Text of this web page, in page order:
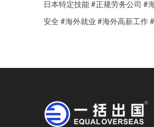
日本特定技能#正规劳务公司 #
安全#海外就业 #海外高薪工作